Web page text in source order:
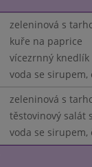
zeleninová s
kuře na paprice
vícezrnný knedlík
voda se sirupem,
zeleninová s
těstovinový salát
voda se sirupem,